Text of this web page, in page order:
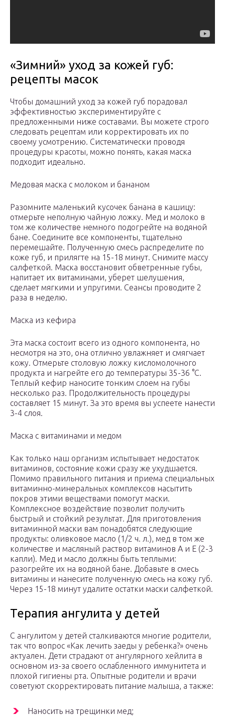
«Зимний» уход за кожей губ:
рецепты масок
Чтобы домашний уход за кожей губ порадовал
эффективностью экспериментируйте с
предложенными ниже составами. Вы можете строго
следовать рецептам или корректировать их по
своему усмотрению. Систематически проводя
процедуры красоты, можно понять, какая маска
подходит идеально.
Медовая маска с молоком и бананом
Разомните маленький кусочек банана в кашицу:
отмерьте неполную чайную ложку. Мед и молоко в
том же количестве немного подогрейте на водяной
бане. Соедините все компоненты, тщательно
перемешайте. Полученную смесь распределите по
коже губ, и прилягте на 15-18 минут. Снимите массу
салфеткой. Маска восстановит обветренные губы,
напитает их витаминами, уберет шелушения,
сделает мягкими и упругими. Сеансы проводите 2
раза в неделю.
Маска из кефира
Эта маска состоит всего из одного компонента, но
несмотря на это, она отлично увлажняет и смягчает
кожу. Отмерьте столовую ложку кисломолочного
продукта и нагрейте его до температуры 35-36 °С.
Теплый кефир наносите тонким слоем на губы
несколько раз. Продолжительность процедуры
составляет 15 минут. За это время вы успеете нанести
3-4 слоя.
Маска с витаминами и медом
Как только наш организм испытывает недостаток
витаминов, состояние кожи сразу же ухудшается.
Помимо правильного питания и приема специальных
витаминно-минеральных комплексов насытить
покров этими веществами помогут маски.
Комплексное воздействие позволит получить
быстрый и стойкий результат. Для приготовления
витаминной маски вам понадобятся следующие
продукты: оливковое масло (1/2 ч. л.), мед в том же
количестве и масляный раствор витаминов А и Е (2-3
капли). Мед и масло должны быть теплыми:
разогрейте их на водяной бане. Добавьте в смесь
витамины и нанесите полученную смесь на кожу губ.
Через 15-18 минут удалите остатки маски салфеткой.
Терапия ангулита у детей
С ангулитом у детей сталкиваются многие родители,
так что вопрос «Как лечить заеды у ребенка?» очень
актуален. Дети страдают от ангулярного хейлита в
основном из-за своего ослабленного иммунитета и
плохой гигиены рта. Опытные родители и врачи
советуют скорректировать питание малыша, а также:
Наносить на трещинки мед;